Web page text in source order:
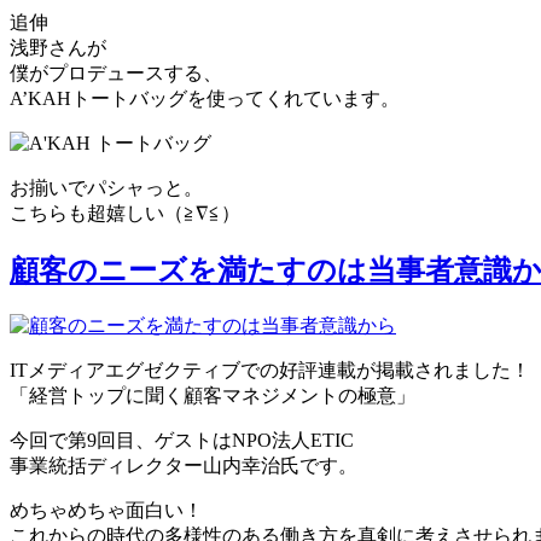
追伸
浅野さんが
僕がプロデュースする、
A’KAHトートバッグを使ってくれています。
お揃いでパシャっと。
こちらも超嬉しい（≧∇≦）
顧客のニーズを満たすのは当事者意識
ITメディアエグゼクティブでの好評連載が掲載されました！
「経営トップに聞く顧客マネジメントの極意」
今回で第9回目、ゲストはNPO法人ETIC
事業統括ディレクター山内幸治氏です。
めちゃめちゃ面白い！
これからの時代の多様性のある働き方を真剣に考えさせられ